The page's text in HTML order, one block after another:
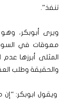
تنفذ”.
ويرى أبوبكر،
معوقات في
المثلى أبرزها
والحقيقة وطلب
ويقول ابوبكر: